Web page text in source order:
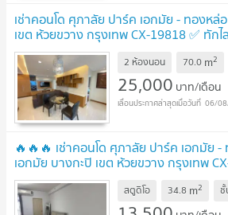
เช่าคอนโด ศุภาลัย ปาร์ค เอกมัย - ทองหล่
เขต ห้วยขวาง กรุงเทพ CX-19818 ✅ ทัก
ตอบทันที ทีมงานมืออาชีพ ✅
2 ห้องนอน 70.0 m2
25,000 บาท/เดือน
06/
🔥🔥🔥 เช่าคอนโด ศุภาลัย ปาร์ค เอกมัย
เอกมัย บางกะปิ เขต ห้วยขวาง กรุงเทพ
@connexproperty ตอบทันที ทีมงานมืออ
สตูดิโอ 34.8 m2 ชั้